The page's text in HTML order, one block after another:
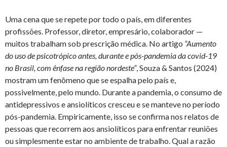
Uma cena que se repete por todo o país, em diferentes
profissões. Professor, diretor, empresário, colaborador —
muitos trabalham sob prescrição médica. No artigo “Aumento
do uso de psicotrópico antes, durante e pós-pandemia da covid-19
no Brasil, com ênfase na região nordeste”, Souza & Santos (2024)
mostram um fenômeno que se espalha pelo país e,
possivelmente, pelo mundo. Durante a pandemia, o consumo de
antidepressivos e ansiolíticos cresceu e se manteve no período
pós-pandemia. Empiricamente, isso se confirma nos relatos de
pessoas que recorrem aos ansiolíticos para enfrentar reuniões
ou simplesmente estar no ambiente de trabalho. Qual a razão